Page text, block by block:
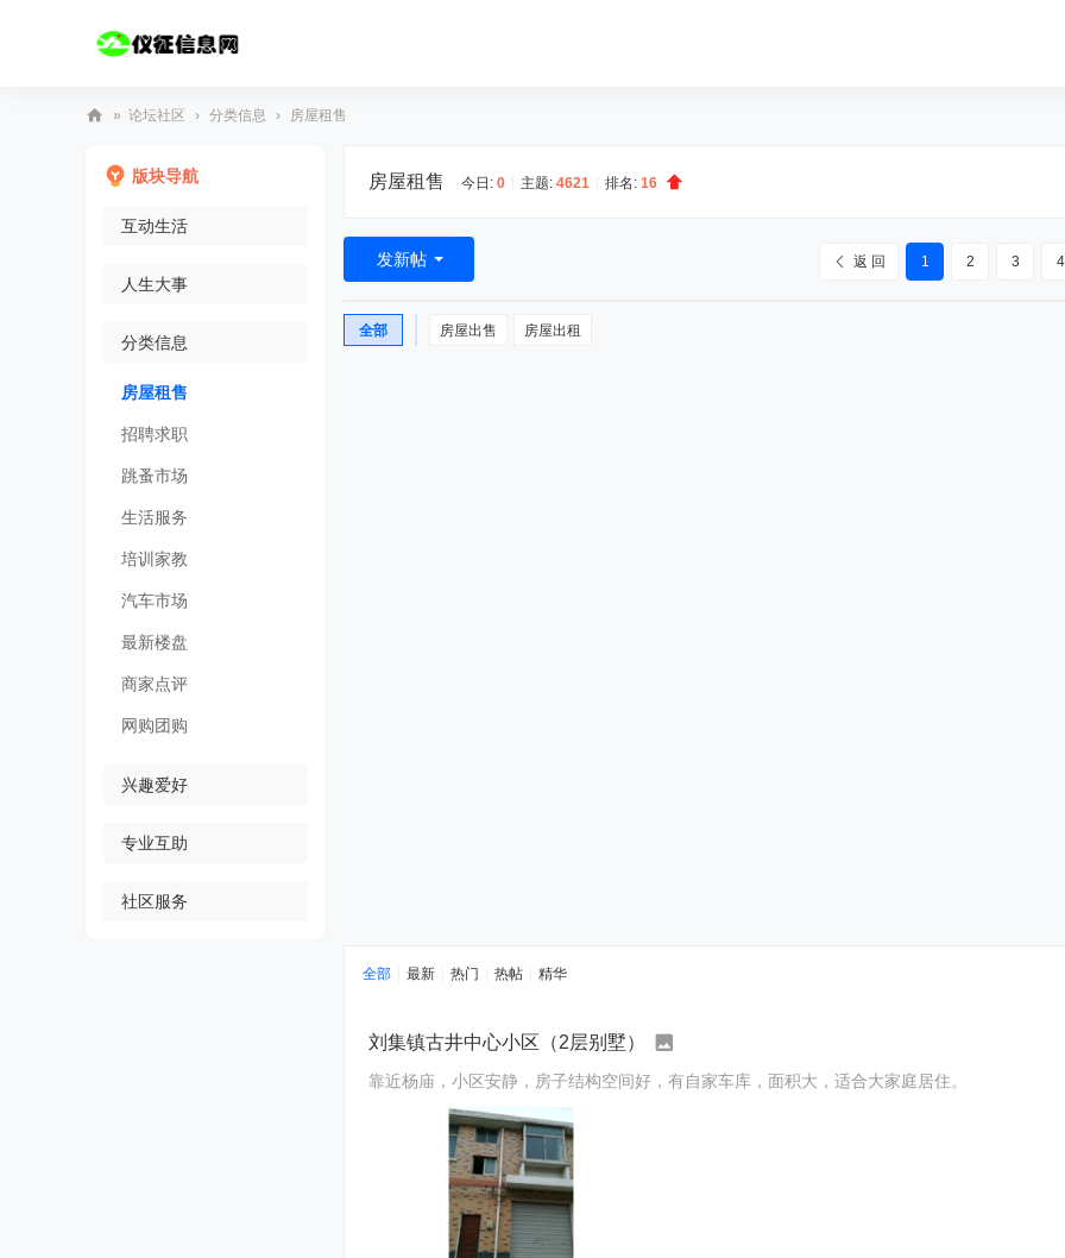
» 论坛社区 › 分类信息 › 房屋租售
版块导航
互动生活
人生大事
分类信息
房屋租售
招聘求职
跳蚤市场
生活服务
培训家教
汽车市场
最新楼盘
商家点评
网购团购
兴趣爱好
专业互助
社区服务
房屋租售 今日: 0 主题: 4621 排名: 16
1 2 3 4
返 回
发新帖
全部 房屋出售 房屋出租
全部 最新 热门 热帖 精华
刘集镇古井中心小区（2层别墅）
靠近杨庙，小区安静，房子结构空间好，有自家车库，面积大，适合大家庭居住。